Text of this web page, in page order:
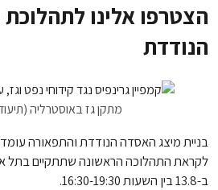
הצטרפו אלינו
הנודדת
מתקן גז באוסטרליה
בניית מיצג האסדה הנודדת והתפאורה
לקראת התהלוכה הראשונה שתתקיים בתל
ב-13.8 בין השעות 16:30-19:30.